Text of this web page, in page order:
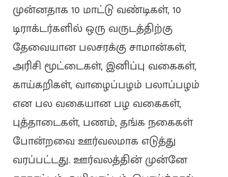
முன்னதாக 10 மாட்டு வண்டிகள், 10
டிராக்டர்களில் ஒரு வருடத்திற்கு
தேவையான பலசரக்கு சாமான்கள்,
அரிசி மூட்டைகள், இனிப்பு வகைகள்,
காய்கறிகள், வாழைப்பழம் பலாப்பழம்
என பல வகையான பழ வகைகள்,
புத்தாடைகள், பணம், தங்க நகைகள்
போன்றவை ஊர்வலமாக எடுத்து
வரப்பட்டது. ஊர்வலத்தின் முன்னே